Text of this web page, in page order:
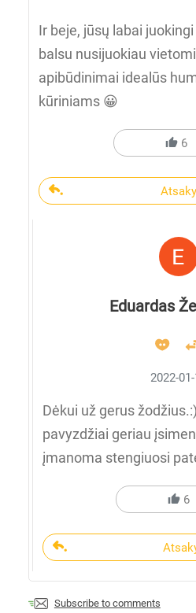
Ir beje, jūsų labai
balsu nusijuokiau
apibūdinimai idealūs
kūriniams 😀
6
Eduardas
2022-
Dėkui už gerus
pavyzdžiai geriau
įmanoma stengiuosi
6
Subscribe to comments